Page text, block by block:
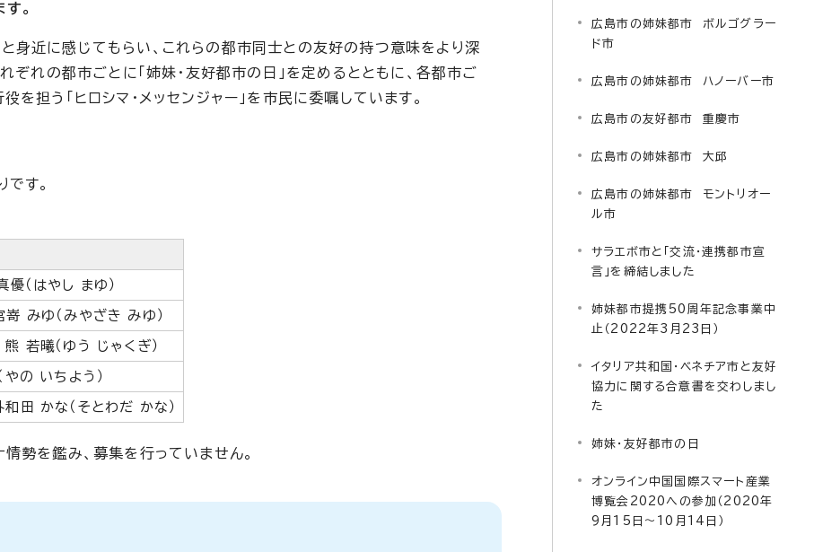
。
身近に感じてもらい、これらの都市同士との友好の持つ意味をより深
れの都市ごとに「姉妹・友好都市の日」を定めるとともに、各都市ご
を担う「ヒロシマ・メッセンジャー」を市民に委嘱しています。
です。
（はやし まゆ）
みゆ（みやざき みゆ）
若曦（ゆう じゃくぎ）
の いちよう）
田 かな（そとわだ かな）
勢を鑑み、募集を行っていません。
広島市の姉妹都市 ボルゴグラー
ド市
広島市の姉妹都市 ハノーバー市
広島市の友好都市 重慶市
広島市の姉妹都市 大邱
広島市の姉妹都市 モントリオー
ル市
サラエボ市と「交流・連携都市宣
言」を締結しました
姉妹都市提携50周年記念事業中
止（2022年3月23日）
イタリア共和国・ベネチア市と友好
協力に関する合意書を交わしまし
た
姉妹・友好都市の日
オンライン中国国際スマート産業
博覧会2020への参加（2020年
9月15日～10月14日）